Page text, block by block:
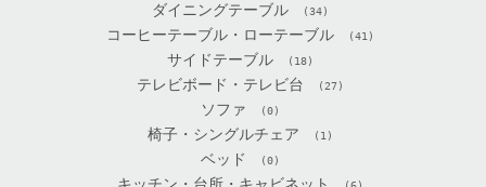
ダイニングテーブル (34)
コーヒーテーブル・ローテーブル (41)
サイドテーブル (18)
テレビボード・テレビ台 (27)
ソファ (0)
椅子・シングルチェア (1)
ベッド (0)